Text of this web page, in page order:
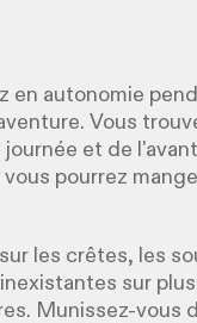
en autonomie
Vous
journée et de
pourrez
les crêtes, les
sur
Munissez-vous